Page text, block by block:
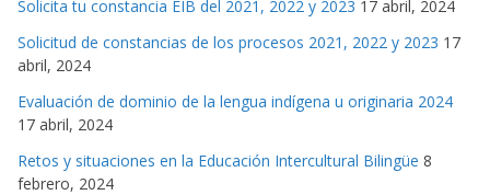
Solicita tu constancia EIB del 2021, 2022 y 2023 17 abril, 2024
Solicitud de constancias de los procesos 2021, 2022 y 2023 17
abril, 2024
Evaluación de dominio de la lengua indígena u originaria 2024
17 abril, 2024
Retos y situaciones en la Educación Intercultural Bilingüe 8
febrero, 2024